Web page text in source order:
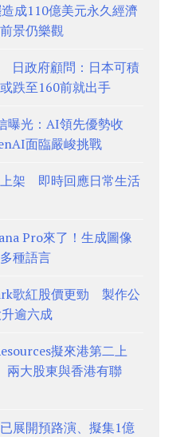
成110億美元永久經濟
景仍樂觀
日政府顧問：日本可積
跌至160前就出手
曝光：AI領先優勢收
面臨嚴峻挑戰
上架 即時回應日常生活
Pro來了！生成圖像
種語言
歌紅股價更勁 製作公
逾六成
擬來港第二上
大股東與香港有聯
展開預路演、擬集1億